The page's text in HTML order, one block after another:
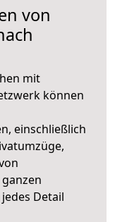
von
mit
können
einschließlich
Detail